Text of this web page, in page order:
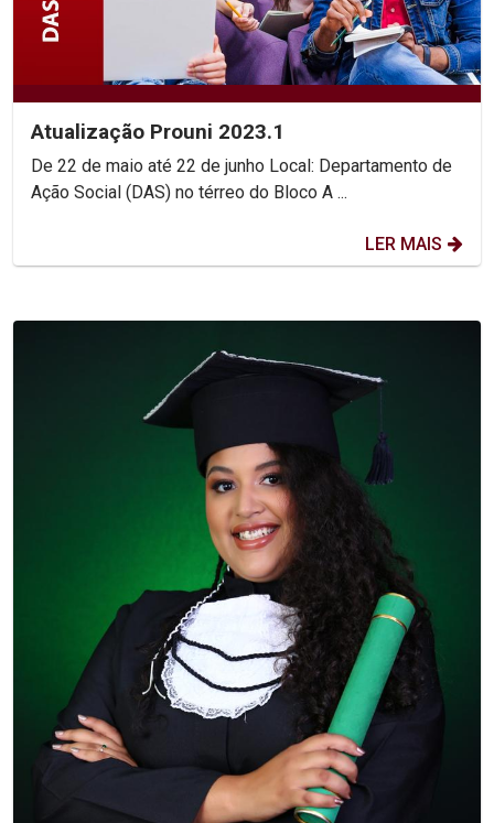
Atualização Prouni 2023.1
De 22 de maio até 22 de junho Local: Departamento de
Ação Social (DAS) no térreo do Bloco A ...
LER MAIS